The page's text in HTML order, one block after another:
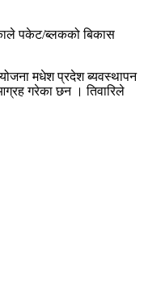
पकेट/ब्लकको बिकास
मधेश प्रदेश ब्यवस्थापन
गरेका छन । तिवारिले